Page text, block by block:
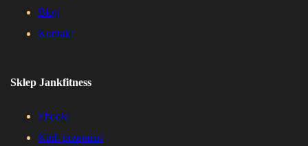
Blog
Kontakt
Sklep Jankfitness
Ebooki
Klub przemian